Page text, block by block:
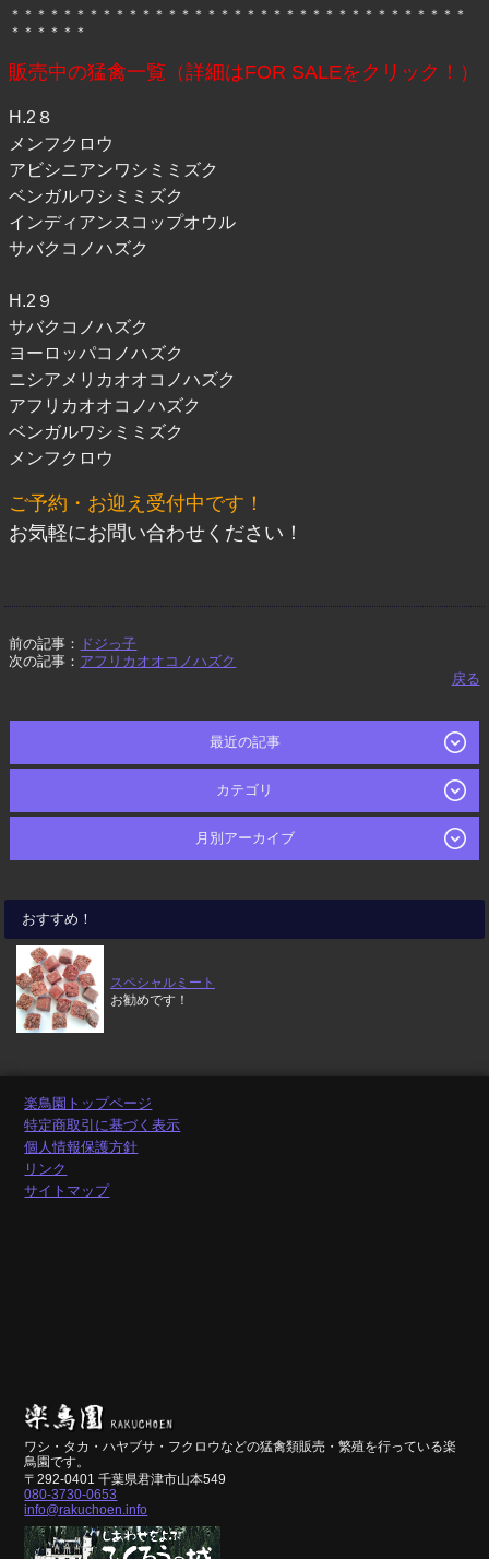
＊＊＊＊＊＊＊＊＊＊＊＊＊＊＊＊＊＊＊＊＊＊＊＊＊＊＊＊＊＊＊＊＊＊＊
＊＊＊＊＊＊
販売中の猛禽一覧（詳細はFOR SALEをクリック！）
H.2８
メンフクロウ
アビシニアンワシミミズク
ベンガルワシミミズク
インディアンスコップオウル
サバクコノハズク
H.2９
サバクコノハズク
ヨーロッパコノハズク
ニシアメリカオオコノハズク
アフリカオオコノハズク
ベンガルワシミミズク
メンフクロウ
ご予約・お迎え受付中です！
お気軽にお問い合わせください！
前の記事： ドジっ子
次の記事： アフリカオオコノハズク
戻る
最近の記事
カテゴリ
月別アーカイブ
おすすめ！
スペシャルミート
お勧めです！
楽鳥園トップページ
特定商取引に基づく表示
個人情報保護方針
リンク
サイトマップ
ワシ・タカ・ハヤブサ・フクロウなどの猛禽類販売・繁殖を行っている楽
鳥園です。
〒292-0401 千葉県君津市山本549
080-3730-0653
info@rakuchoen.info